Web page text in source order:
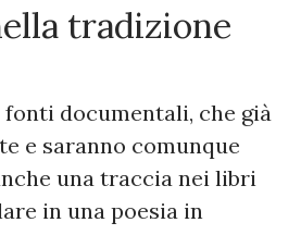
tradizione
documentali, che già
e saranno comunque
una traccia nei libri
in una poesia in